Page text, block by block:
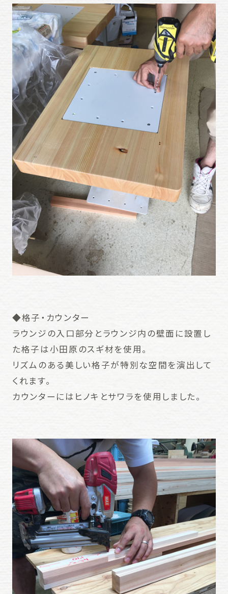
◆格子・カウンター
ラウンジの入口部分とラウンジ内の壁面に設置し
た格子は小田原のスギ材を使用。
リズムのある美しい格子が特別な空間を演出して
くれます。
カウンターにはヒノキとサワラを使用しました。